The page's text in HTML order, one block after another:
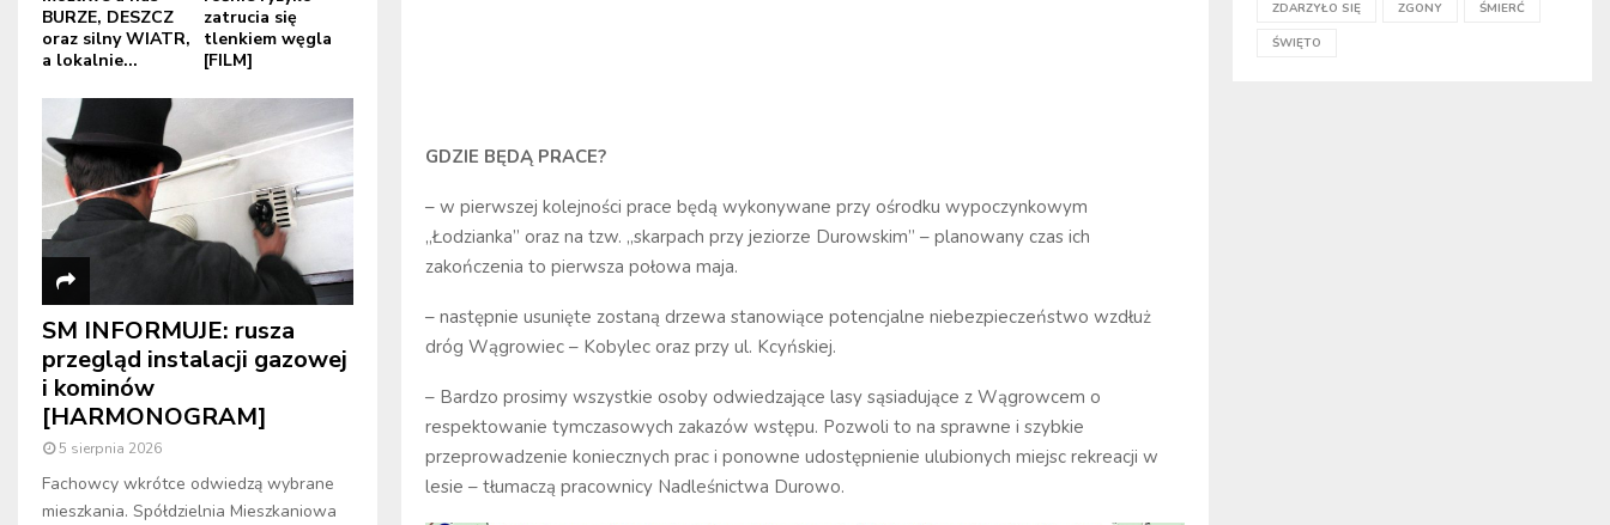
GDZIE BĘDĄ PRACE?
– w pierwszej kolejności prace będą wykonywane przy ośrodku wypoczynkowym
„Łodzianka” oraz na tzw. „skarpach przy jeziorze Durowskim” – planowany czas ich
zakończenia to pierwsza połowa maja.
– następnie usunięte zostaną drzewa stanowiące potencjalne niebezpieczeństwo wzdłuż
dróg Wągrowiec – Kobylec oraz przy ul. Kcyńskiej.
– Bardzo prosimy wszystkie osoby odwiedzające lasy sąsiadujące z Wągrowcem o
respektowanie tymczasowych zakazów wstępu. Pozwoli to na sprawne i szybkie
przeprowadzenie koniecznych prac i ponowne udostępnienie ulubionych miejsc rekreacji w
lesie – tłumaczą pracownicy Nadleśnictwa Durowo.
BURZE, DESZCZ
oraz silny WIATR,
a lokalnie...
zatrucia się
tlenkiem węgla
[FILM]
SM INFORMUJE: rusza
przegląd instalacji gazowej
i kominów
[HARMONOGRAM]
5 sierpnia 2026
Fachowcy wkrótce odwiedzą wybrane
mieszkania. Spółdzielnia Mieszkaniowa
ZDARZYŁO SIĘ ZGONY ŚMIERĆ
ŚWIĘTO